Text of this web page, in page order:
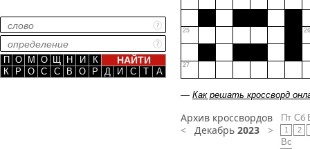
П О М О Щ Н И
К
К
Р О С С В О Р Д И С Т А
25 26
27
— Как решать кроссворд
Архив кроссвордов
< Декабрь 2023 >
Пт
1
Сб
2
Вс